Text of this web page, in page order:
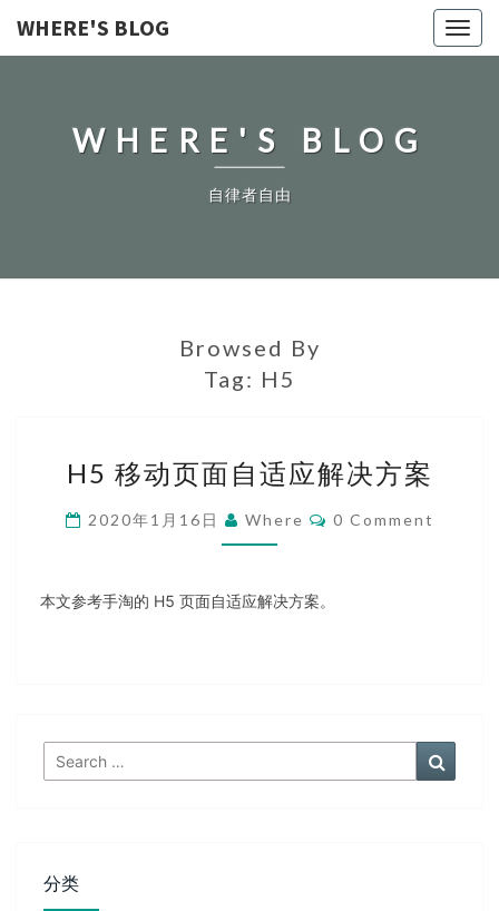
WHERE'S BLOG
WHERE'S BLOG
自律者自由
Browsed By
Tag: H5
移
页
面
适
H5 移动页面自适应解决方案
2020年1月16日 Where Comments
0 Comment
本文参考手淘的 H5 页面自适应解决方案。
Search
for:
分类